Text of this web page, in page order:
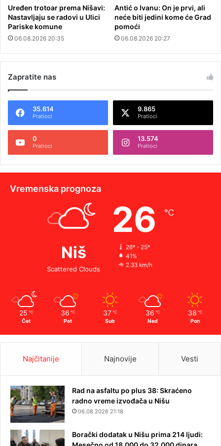
Uređen trotoar prema Nišavi:
Nastavljaju se radovi u Ulici
Pariske komune
06.08.2026 20:35
Antić o Ivanu: On je prvi, ali
neće biti jedini kome će Grad
pomoći
06.08.2026 20:27
Zapratite nas
35.614
Pratioci
9.865
Pratioci
0
Pratioci
13.574
Pratioci
Vremenska prognoza
Niš
Scattered Clouds
26 ℃
26º - 25º
41%
2.33 km/h
25 ℃
Čet
36 ℃
Pet
37 ℃
Sub
36 ℃
Ned
38 ℃
Pon
Najčitanije Najnovije Vesti
Rad na asfaltu po plus 38: Skraćeno
radno vreme izvođača u Nišu
06.08.2026 21:18
Borački dodatak u Nišu prima 214 ljudi: